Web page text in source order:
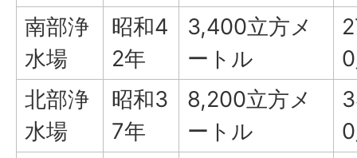
南部浄
水場
昭和4
2年
3,400立方メ
ートル
北部浄
水場
昭和3
7年
8,200立方メ
ートル